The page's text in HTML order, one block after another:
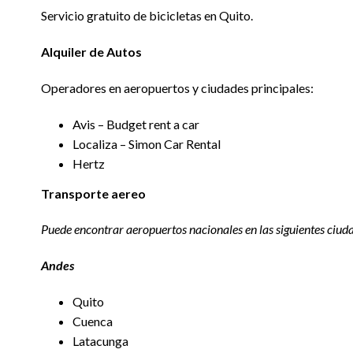
Servicio gratuito de bicicletas en Quito.
Alquiler de Autos
Operadores en aeropuertos y ciudades principales:
Avis – Budget rent a car
Localiza – Simon Car Rental
Hertz
Transporte aereo
Puede encontrar aeropuertos nacionales en las siguientes
Andes
Quito
Cuenca
Latacunga